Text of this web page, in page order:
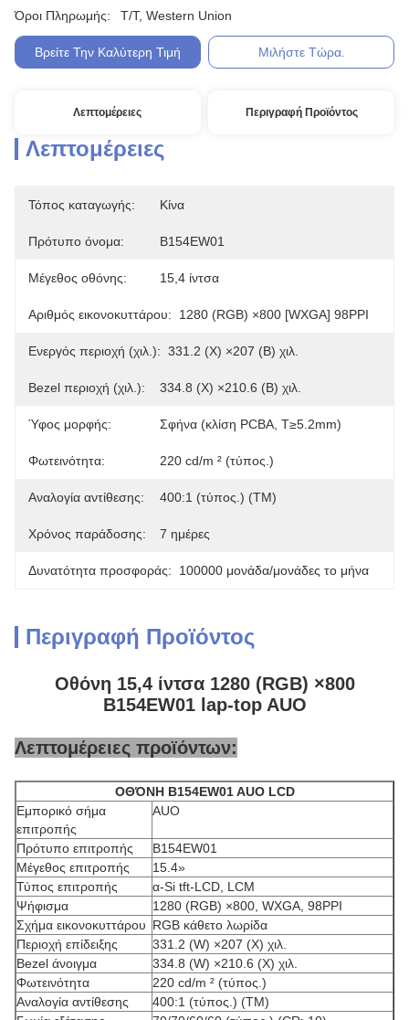
Όροι Πληρωμής: T/T, Western Union
Βρείτε Την Καλύτερη Τιμή Μιλήστε Τώρα.
Λεπτομέρειες Περιγραφή Προϊόντος
Λεπτομέρειες
Τόπος καταγωγής: Κίνα
Πρότυπο όνομα: B154EW01
Μέγεθος οθόνης: 15,4 ίντσα
Αριθμός εικονοκυττάρου: 1280 (RGB) ×800 [WXGA] 98PPI
Ενεργός περιοχή (χιλ.): 331.2 (Χ) ×207 (Β) χιλ.
Bezel περιοχή (χιλ.): 334.8 (Χ) ×210.6 (Β) χιλ.
Ύφος μορφής: Σφήνα (κλίση PCBA, T≥5.2mm)
Φωτεινότητα: 220 cd/m ² (τύπος.)
Αναλογία αντίθεσης: 400:1 (τύπος.) (TM)
Χρόνος παράδοσης: 7 ημέρες
Δυνατότητα προσφοράς: 100000 μονάδα/μονάδες το μήνα
Περιγραφή Προϊόντος
Οθόνη 15,4 ίντσα 1280 (RGB) ×800
B154EW01 lap-top AUO
Λεπτομέρειες προϊόντων:
ΟΘΌΝΗ B154EW01 AUO LCD
Εμπορικό σήμα
επιτροπής
AUO
Πρότυπο επιτροπής
B154EW01
Μέγεθος επιτροπής
15.4»
Τύπος επιτροπής
α-Si tft-LCD, LCM
Ψήφισμα
1280 (RGB) ×800, WXGA, 98PPI
Σχήμα εικονοκυττάρου RGB κάθετο λωρίδα
Περιοχή επίδειξης
331.2 (W) ×207 (Χ) χιλ.
Bezel άνοιγμα
334.8 (W) ×210.6 (Χ) χιλ.
Φωτεινότητα
220 cd/m ² (τύπος.)
Αναλογία αντίθεσης
400:1 (τύπος.) (TM)